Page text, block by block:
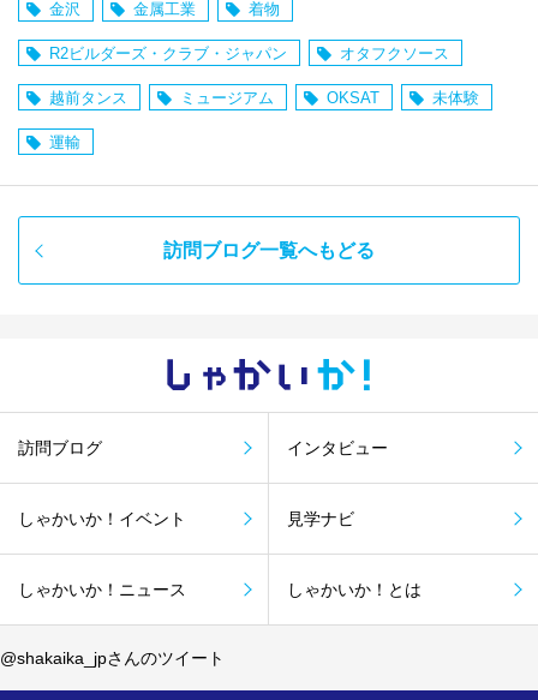
金沢 金属工業 着物
R2ビルダーズ・クラブ・ジャパン オタフクソース
越前タンス ミュージアム OKSAT 未体験
運輸
訪問ブログ一覧へもどる
しゃかい か！
訪問ブログ インタビュー
しゃかいか！イベント 見学ナビ
しゃかいか！ニュース しゃかいか！とは
@shakaika_jpさんのツイート